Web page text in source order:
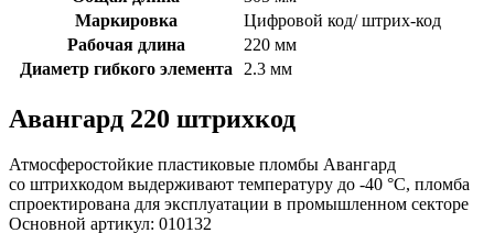
Маркировка
Цифровой код/ штрих-код
Рабочая длина
220 мм
Диаметр гибкого элемента
2.3 мм
Авангард 220 штрихкод
Атмосферостойкие пластиковые пломбы Авангард
со штрихкодом выдерживают температуру до -40 °C, пломба
спроектирована для эксплуатации в промышленном секторе
Основной артикул: 010132